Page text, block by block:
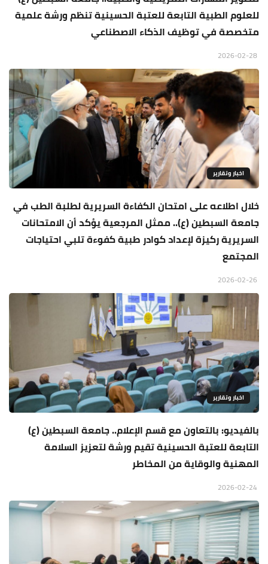
للعلوم الطبية التابعة للعتبة الحسينية تنظم ورشة علمية
متخصصة في توظيف الذكاء الاصطناعي
اخبار وتقارير
خلال اطلاعه على امتحان الكفاءة السريرية لطلبة الطب في
جامعة السبطين (ع).. ممثل المرجعية يؤكد أن الامتحانات
السريرية ركيزة لإعداد كوادر طبية كفوءة تلبي احتياجات
المجتمع
اخبار وتقارير
بالفيديو: بالتعاون مع قسم الإعلام.. جامعة السبطين (ع)
التابعة للعتبة الحسينية تقيم ورشة لتعزيز السلامة
المهنية والوقاية من المخاطر